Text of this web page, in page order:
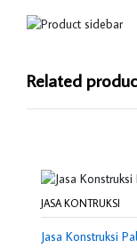
Related
JASA KONTRUKSI
Jasa Konstruksi